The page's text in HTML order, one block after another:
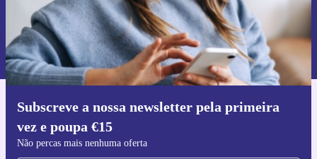
Subscreve a nossa newsletter pela primeira
vez e poupa €15
Não percas mais nenhuma oferta
Pedir voucher
Informações sobre o uso de dados pessoais podem ser encontrados na
nossa
Política de Privacidade.
Faz o download da app refurbed
Para iOS e Android